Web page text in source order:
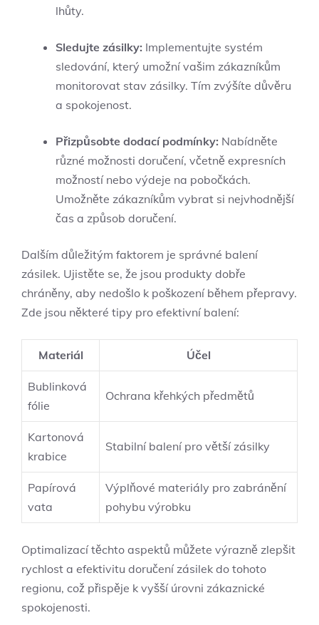
lhůty.
Sledujte zásilky: ‌Implementujte systém
sledování, který umožní vašim zákazníkům ​
monitorovat stav zásilky. Tím zvýšíte důvěru
a spokojenost.
Přizpůsobte dodací podmínky: Nabídněte
různé možnosti doručení, včetně expresních
možností nebo výdeje⁣ na pobočkách.
Umožněte ​zákazníkům vybrat si nejvhodnější
čas a způsob doručení.
Dalším důležitým faktorem⁢ je správné balení
zásilek. Ujistěte se, že jsou produkty dobře
chráněny, aby‍ nedošlo ‍k poškození během přepravy.
Zde jsou některé tipy pro efektivní balení:
Materiál Účel
Bublinková
fólie
Ochrana křehkých předmětů
Kartonová
krabice
Stabilní balení pro větší zásilky
Papírová
⁢vata
Výplňové materiály pro zabránění
pohybu výrobku
Optimalizací těchto aspektů můžete výrazně zlepšit
rychlost ‌a efektivitu doručení zásilek do tohoto
regionu, což přispěje k vyšší úrovni zákaznické
spokojenosti.